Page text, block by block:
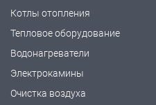
Котлы отопления
Тепловое оборудование
Водонагреватели
Электрокамины
Очистка воздуха